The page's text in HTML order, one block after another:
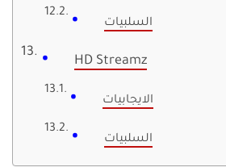
السلبيات
HD Streamz
الايجابيات
السلبيات